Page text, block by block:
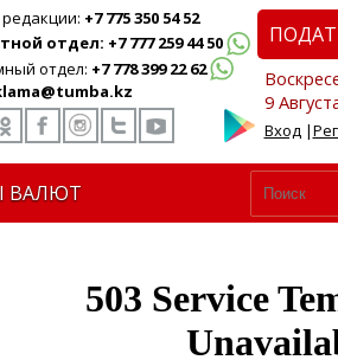
+7 775 350 54 52
отдел: +7 777 259 44 50
отдел: +7 778 399 22 62
9
Вход|
ВАЛЮТ